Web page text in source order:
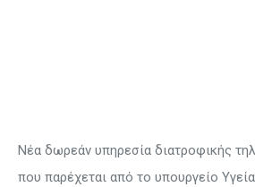
Νέα δωρεάν υπηρεσία διατροφικής
που παρέχεται από το υπουργείο